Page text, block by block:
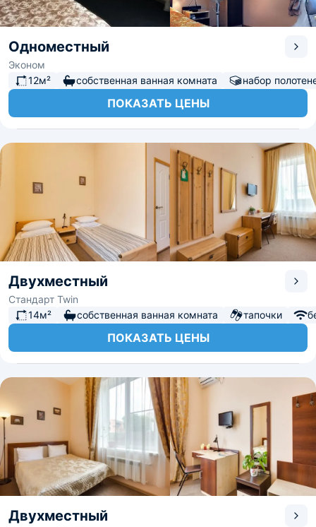
Одноместный
Эконом
12м²
собственная ванная комната набор
ПОКАЗАТЬ ЦЕНЫ
Двухместный
Стандарт Twin
14м²
собственная ванная комната тапочки
ПОКАЗАТЬ ЦЕНЫ
Двухместный